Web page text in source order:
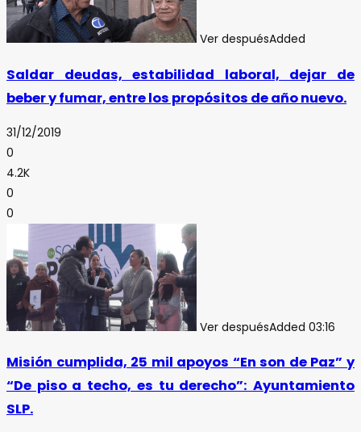
Ver despuésAdded
Saldar deudas, estabilidad laboral, dejar de
beber y fumar, entre los propósitos de año nuevo.
31/12/2019
0
4.2K
0
0
Ver despuésAdded 03:16
Misión cumplida, 25 mil apoyos “En son de Paz” y
“De piso a techo, es tu derecho”: Ayuntamiento
SLP.